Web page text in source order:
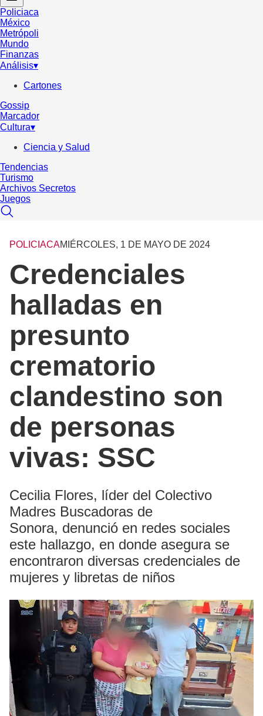
Policiaca
México
Metrópoli
Mundo
Finanzas
Análisis▾
Cartones
Gossip
Marcador
Cultura▾
Ciencia y Salud
Tendencias
Turismo
Archivos Secretos
Juegos
POLICIACAMIÉRCOLES, 1 DE MAYO DE 2024
Credenciales
halladas en
presunto
crematorio
clandestino son
de personas
vivas: SSC
Cecilia Flores, líder del Colectivo
Madres Buscadoras de
Sonora, denunció en redes sociales
este hallazgo, en donde asegura se
encontraron diversas credenciales de
mujeres y libretas de niños